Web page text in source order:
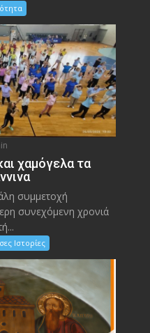
χαμόγελα τα
συμμετοχή
συνεχόμενη χρονιά
Ιστορίες